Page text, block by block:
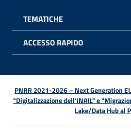
TEMATICHE
ACCESSO RAPIDO
PNRR 2021-2026 – Next Generation
"Digitalizzazione dell’INAIL" e
Lake/Data Hub al